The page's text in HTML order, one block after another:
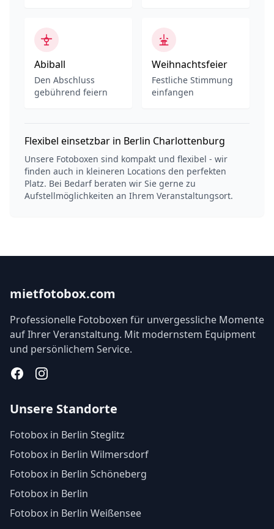
Abiball
Den Abschluss
gebührend feiern
Weihnachtsfeier
Festliche Stimmung
einfangen
Flexibel einsetzbar in Berlin Charlottenburg
Unsere Fotoboxen sind kompakt und flexibel - wir
finden auch in kleineren Locations den perfekten
Platz. Bei Bedarf beraten wir Sie gerne zu
Aufstellmöglichkeiten an Ihrem Veranstaltungsort.
mietfotobox.com
Professionelle Fotoboxen für unvergessliche Momente
auf Ihrer Veranstaltung. Mit modernstem Equipment
und persönlichem Service.
FacebookInstagram
Unsere Standorte
Fotobox in Berlin Steglitz
Fotobox in Berlin Wilmersdorf
Fotobox in Berlin Schöneberg
Fotobox in Berlin
Fotobox in Berlin Weißensee